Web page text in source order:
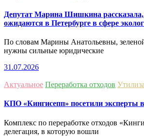
Депутат Марина Шишкина рассказала,
ожидаются в Петербурге в сфере
По словам Марины Анатольевны,
нужны сильные юридические
31.07.2026
Актуальное Переработка отходов
КПО «Кингисепп» посетили эксперты
Комплекс по переработке отходов
делегация, в которую вошли